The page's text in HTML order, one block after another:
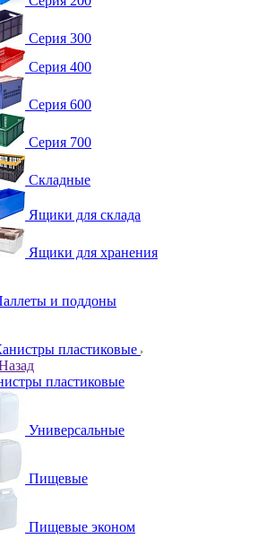
Серия 300
Серия 400
Серия 600
Серия 700
Складные
Ящики для склада
Ящики для хранения
и поддоны
пластиковые
пластиковые
Универсальные
Пищевые
Пищевые эконом